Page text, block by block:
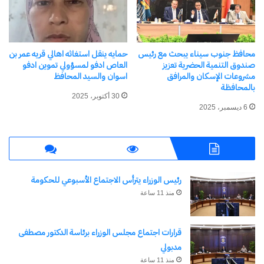
شارك هذا الموضوع:
فيس بوك
X
معجب بهذه:
محافظ جنوب سيناء يشارك في
النسخة الرابعة من المؤتمر
العربي للاقتصاد الأزرق والتنمية
المستدامة بشرم الشيخ
الحصاد الاسبوعي لأنشطة
وزارة البيئة خلال الفترة من ٢١
الى ٢٨ أكتوبر الجارى
أبرز أنشطة الدكتورة
محافظ جنوب سيناء يبحث مع رئيس
صندوق التنمية الحضرية تعزيز
مشروعات الإسكان والمرافق
بالمحافظة
6 ديسمبر، 2025
حمايه ينقل استغاثه اهالي قريه عمر بن
العاص ادفو لمسؤولي تموين ادفو
اسوان والسيد المحافظ
30 أكتوبر، 2025
رئيس الوزراء يترأس الاجتماع الأسبوعي للحكومة
منذ 11 ساعة
قرارات اجتماع مجلس الوزراء برئاسة الدكتور مصطفى
مدبولي
منذ 11 ساعة